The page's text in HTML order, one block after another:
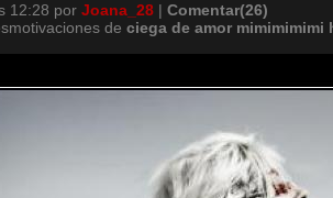
12:28 por Joana_28 | Comentar(26)
de ciega de amor mimimimimi